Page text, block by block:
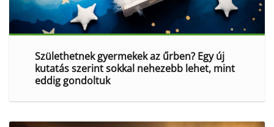
Születhetnek gyermekek az űrben? Egy új
kutatás szerint sokkal nehezebb lehet, mint
eddig gondoltuk